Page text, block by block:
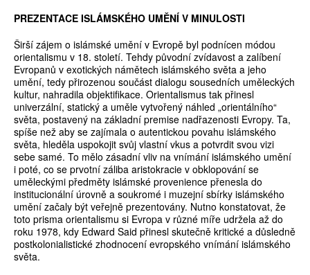
PREZENTACE ISLÁMSKÉHO UMĚNÍ V MINULOSTI
Širší zájem o islámské umění v Evropě byl podnícen módou
orientalismu v 18. století. Tehdy původní zvídavost a zalíbení
Evropanů v exotických námětech islámského světa a jeho
umění, tedy přirozenou součást dialogu sousedních uměleckých
kultur, nahradila objektifikace. Orientalismus tak přinesl
univerzální, statický a uměle vytvořený náhled „orientálního“
světa, postavený na základní premise nadřazenosti Evropy. Ta,
spíše než aby se zajímala o autentickou povahu islámského
světa, hleděla uspokojit svůj vlastní vkus a potvrdit svou vizi
sebe samé. To mělo zásadní vliv na vnímání islámského umění
i poté, co se prvotní záliba aristokracie v obklopování se
uměleckými předměty islámské provenience přenesla do
institucionální úrovně a soukromé i muzejní sbírky islámského
umění začaly být veřejně prezentovány. Nutno konstatovat, že
toto prisma orientalismu si Evropa v různé míře udržela až do
roku 1978, kdy Edward Said přinesl skutečně kritické a důsledně
postkolonialistické zhodnocení evropského vnímání islámského
světa.